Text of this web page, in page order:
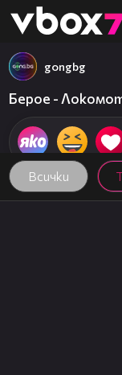
👾
Всички
gongbg
Берое -
02:59